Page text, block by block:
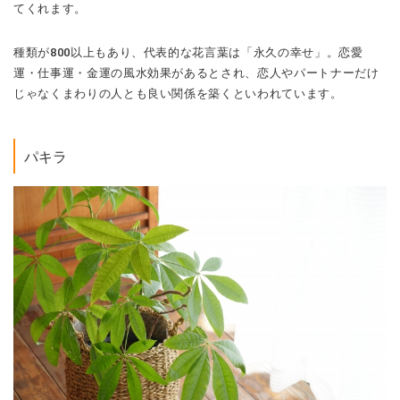
てくれます。
種類が800以上もあり、代表的な花言葉は「永久の幸せ」。恋愛
運・仕事運・金運の風水効果があるとされ、恋人やパートナーだけ
じゃなくまわりの人とも良い関係を築くといわれています。
パキラ